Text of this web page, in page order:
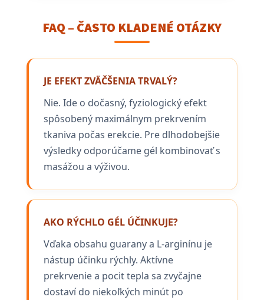
FAQ – ČASTO KLADENÉ OTÁZKY
JE EFEKT ZVÄČŠENIA TRVALÝ?
Nie. Ide o dočasný, fyziologický efekt
spôsobený maximálnym prekrvením
tkaniva počas erekcie. Pre dlhodobejšie
výsledky odporúčame gél kombinovať s
masážou a výživou.
AKO RÝCHLO GÉL ÚČINKUJE?
Vďaka obsahu guarany a L-arginínu je
nástup účinku rýchly. Aktívne
prekrvenie a pocit tepla sa zvyčajne
dostaví do niekoľkých minút po